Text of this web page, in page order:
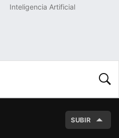
Inteligencia Artificial
SUBIR